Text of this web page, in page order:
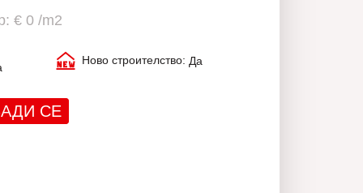
€ 0 /m2
Ново строителство: Да
СЕ